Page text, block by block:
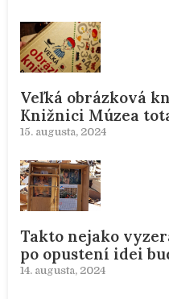
Veľká obrázková
Knižnici Múzea
15. augusta, 2024
Takto nejako
po opustení idei
14. augusta, 2024